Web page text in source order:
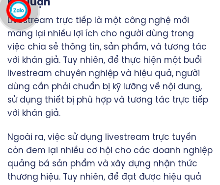
Kết luận
Livestream trực tiếp là một công nghệ mới
mang lại nhiều lợi ích cho người dùng trong
việc chia sẻ thông tin, sản phẩm, và tương tác
với khán giả. Tuy nhiên, để thực hiện một buổi
livestream chuyên nghiệp và hiệu quả, người
dùng cần phải chuẩn bị kỹ lưỡng về nội dung,
sử dụng thiết bị phù hợp và tương tác trực tiếp
với khán giả.
Ngoài ra, việc sử dụng livestream trực tuyến
còn đem lại nhiều cơ hội cho các doanh nghiệp
quảng bá sản phẩm và xây dựng nhận thức
thương hiệu. Tuy nhiên, để đạt được hiệu quả